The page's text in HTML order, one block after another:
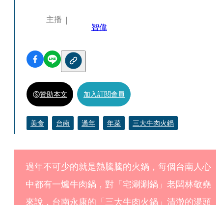
主播
智偉
贊助本文 加入訂閱會員
美食 台南 過年 年菜 三大牛肉火鍋
過年不可少的就是熱騰騰的火鍋，每個台南人心
中都有一爐牛肉鍋，對「宅涮涮鍋」老闆林敬堯
來說，台南永康的「三大牛肉火鍋」清澈的湯頭